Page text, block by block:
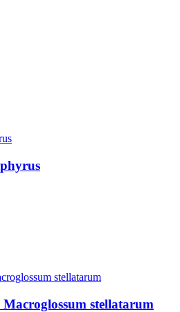
Macroglossum stellatarum